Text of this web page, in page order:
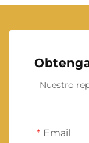
Nuestro
Email